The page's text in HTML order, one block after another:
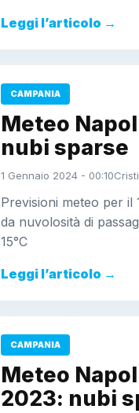
Leggi l’articolo →
CAMPANIA
Meteo
nubi sparse
1 Gennaio 2024 - 00:10
Previsioni meteo per il
da nuvolosità di
15°C
Leggi l’articolo →
CAMPANIA
Meteo
2023: nubi